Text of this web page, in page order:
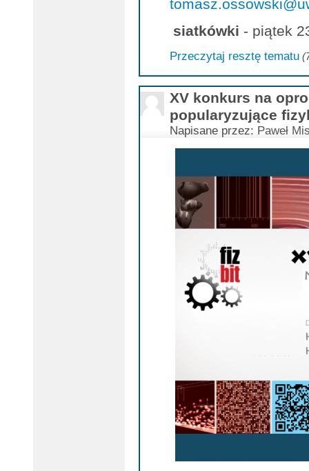
siatkówki - piątek
Przeczytaj resztę tematu
XV konkurs na
popularyzujące
Napisane przez: Paweł